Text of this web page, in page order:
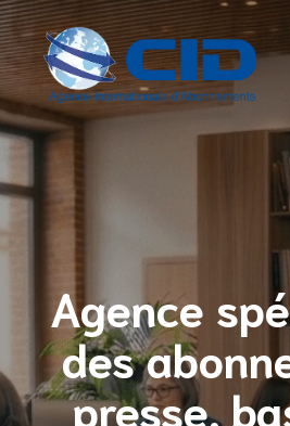
Agence
des
presse,